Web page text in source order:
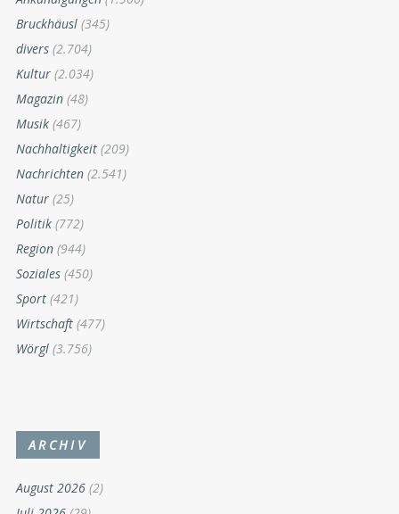
Bruckhäusl (345)
divers (2.704)
Kultur (2.034)
Magazin (48)
Musik (467)
Nachhaltigkeit (209)
Nachrichten (2.541)
Natur (25)
Politik (772)
Region (944)
Soziales (450)
Sport (421)
Wirtschaft (477)
Wörgl (3.756)
ARCHIV
August 2026 (2)